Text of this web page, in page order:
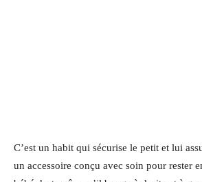
C’est un habit qui sécurise le petit et lui
un accessoire conçu avec soin pour rester